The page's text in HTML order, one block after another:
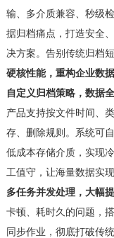
输、多介质兼容、秒级
据归档痛点，打造安全
决方案。告别传统归档
硬核性能，重构企业数
自定义归档策略，数据
产品支持按文件时间、
存、删除规则。系统可
低成本存储介质，实现
工值守，让海量数据实
多任务并发处理，大幅
卡顿、耗时久的问题，
同步作业，彻底打破传